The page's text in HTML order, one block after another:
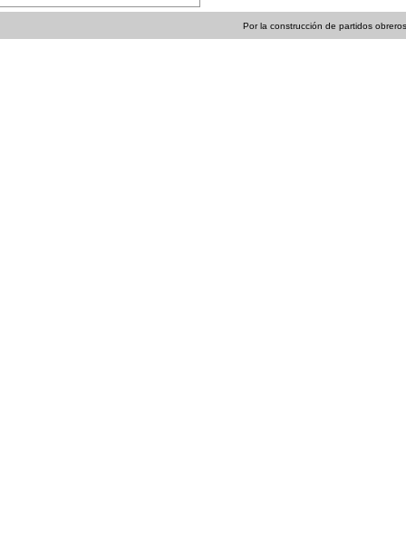
Por la construcción de partidos